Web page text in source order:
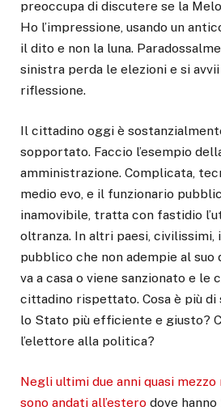
preoccupa di discutere se la
Ho l’impressione, usando un
il dito e non la luna.
sinistra perda le elezioni e si
riflessione.
Il cittadino oggi è
sopportato. Faccio l’esempio
amministrazione. Complicata,
medio evo, e il funzionario
inamovibile, tratta con fastidio
oltranza. In altri paesi, civilissimi,
pubblico che non adempie al suo
va a casa o viene sanzionato e le
cittadino rispettato. Cosa è più di
lo Stato più efficiente e giusto?
l’elettore alla politica?
Negli ultimi due anni quasi
sono andati all’estero dove